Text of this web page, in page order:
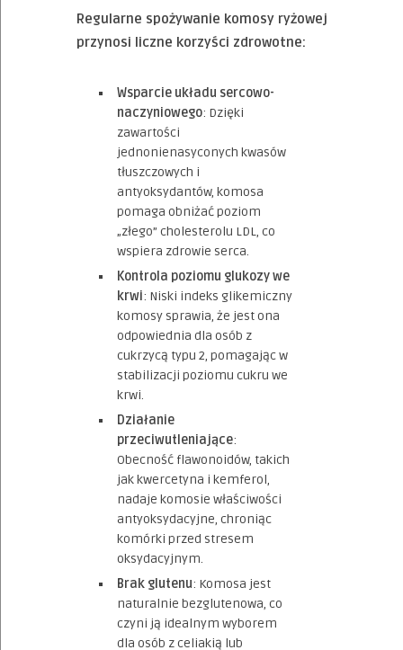
Regularne spożywanie komosy ryżowej
przynosi liczne korzyści zdrowotne:
Wsparcie układu sercowo-
naczyniowego: Dzięki
zawartości
jednonienasyconych kwasów
tłuszczowych i
antyoksydantów, komosa
pomaga obniżać poziom
„złego” cholesterolu LDL, co
wspiera zdrowie serca.
Kontrola poziomu glukozy we
krwi: Niski indeks glikemiczny
komosy sprawia, że jest ona
odpowiednia dla osób z
cukrzycą typu 2, pomagając w
stabilizacji poziomu cukru we
krwi.
Działanie
przeciwutleniające:
Obecność flawonoidów, takich
jak kwercetyna i kemferol,
nadaje komosie właściwości
antyoksydacyjne, chroniąc
komórki przed stresem
oksydacyjnym.
Brak glutenu: Komosa jest
naturalnie bezglutenowa, co
czyni ją idealnym wyborem
dla osób z celiakią lub